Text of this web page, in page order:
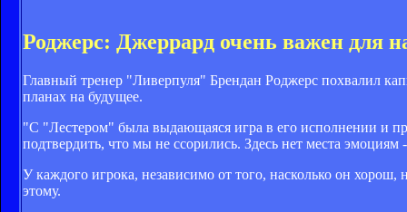
Роджерс: Джеррард очень важен для
Главный тренер "Ливерпуля" Брендан Роджерс похвалил
планах на будущее.
"С "Лестером" была выдающаяся игра в его исполнении и
подтвердить, что мы не ссорились. Здесь нет места
У каждого игрока, независимо от того, насколько он
этому.